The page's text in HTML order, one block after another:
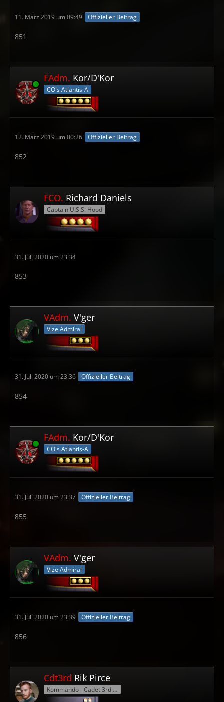
11. März 2019 um 09:49 Offizieller Beitrag
851
Online FAdm. Kor/D'Kor
CO's Atlantis-A
12. März 2019 um 00:26 Offizieller Beitrag
852
FCO. Richard Daniels
Captain U.S.S. Hood
31. Juli 2020 um 23:34
853
VAdm. V'ger
Vize Admiral
31. Juli 2020 um 23:36 Offizieller Beitrag
854
Online FAdm. Kor/D'Kor
CO's Atlantis-A
31. Juli 2020 um 23:37 Offizieller Beitrag
855
VAdm. V'ger
Vize Admiral
31. Juli 2020 um 23:39 Offizieller Beitrag
856
Cdt3rd Rik Pirce
Kommando - Cadet 3rd grade